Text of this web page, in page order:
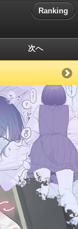
Ranking
次へ